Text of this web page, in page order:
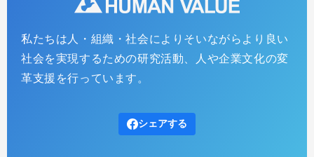
私たちは人・組織・社会によりそいながらより良い
社会を実現するための研究活動、人や企業文化の変
革支援を行っています。
シェアする